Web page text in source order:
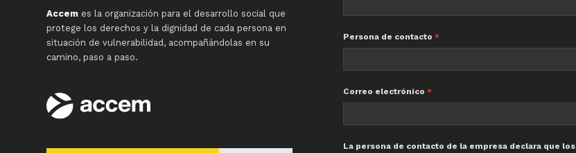
Accem es la organización para el desarrollo social que
protege los derechos y la dignidad de cada persona en
situación de vulnerabilidad, acompañándolas en su
camino, paso a paso.
Persona de contacto
Correo electrónico
La persona de contacto de la empresa declara que los